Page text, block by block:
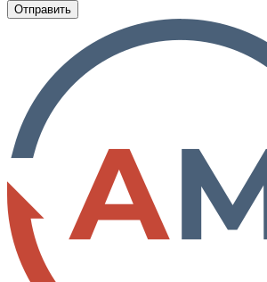
Отправить